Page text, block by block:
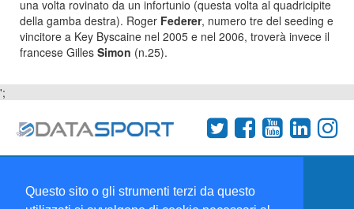
Questo sito o gli strumenti terzi da questo
una volta rovinato da un infortunio (questa volta al quadricipite
della gamba destra). Roger Federer, numero tre del seeding e
vincitore a Key Byscaine nel 2005 e nel 2006, troverà invece il
francese Gilles Simon (n.25).
';
Collabora con noi